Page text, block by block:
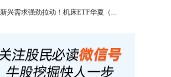
新兴需求强劲拉动！机床ETF华夏（...